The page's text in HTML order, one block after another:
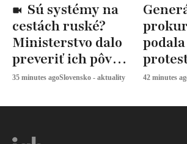
cestách ruské?
Ministerstvo dalo
preveriť ich pôvod
aj bezpečnosť
35 minutes agoSlovensko - aktuality
sa
42 minutes